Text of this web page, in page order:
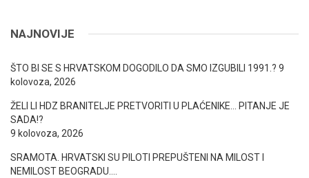
NAJNOVIJE
ŠTO BI SE S HRVATSKOM DOGODILO DA SMO IZGUBILI 1991.? 9
kolovoza, 2026
ŽELI LI HDZ BRANITELJE PRETVORITI U PLAĆENIKE… PITANJE JE
SADA!?
9 kolovoza, 2026
SRAMOTA. HRVATSKI SU PILOTI PREPUŠTENI NA MILOST I
NEMILOST BEOGRADU….